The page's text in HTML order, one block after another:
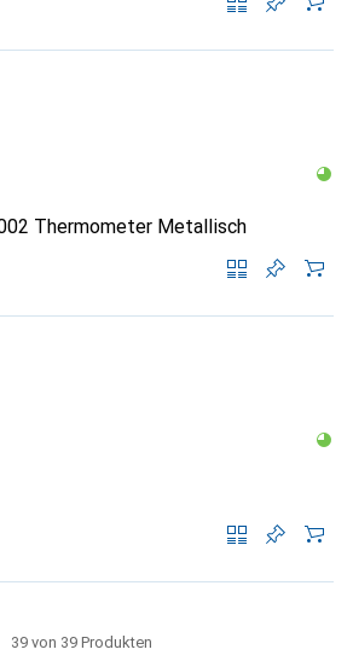
Thermometer Metallisch
39 von 39 Produkten